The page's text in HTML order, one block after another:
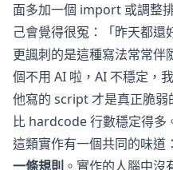
面多加一個 import 或調整
己會覺得很冤：「昨天都還
更諷刺的是這種寫法常常
個不用 AI 啦，AI 不穩定，
他寫的 script 才是真正脆
比 hardcode 行數穩定得多
這類實作有一個共同的味道：
一條規則 。實作的人腦中